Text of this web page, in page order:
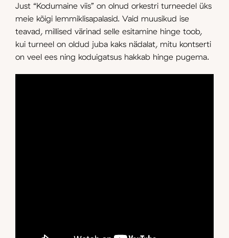
Just “Kodumaine viis” on olnud orkestri turneedel üks
meie kõigi lemmiklisapalasid. Vaid muusikud ise
teavad, millised värinad selle esitamine hinge toob,
kui turneel on oldud juba kaks nädalat, mitu kontserti
on veel ees ning koduigatsus hakkab hinge pugema.